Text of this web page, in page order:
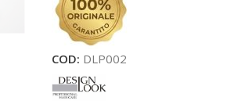
COD: DLP002